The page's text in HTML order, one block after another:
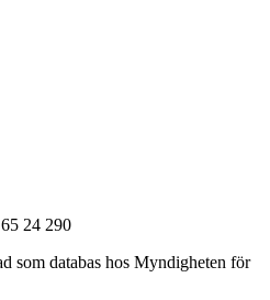
24 290
som databas hos Myndigheten för